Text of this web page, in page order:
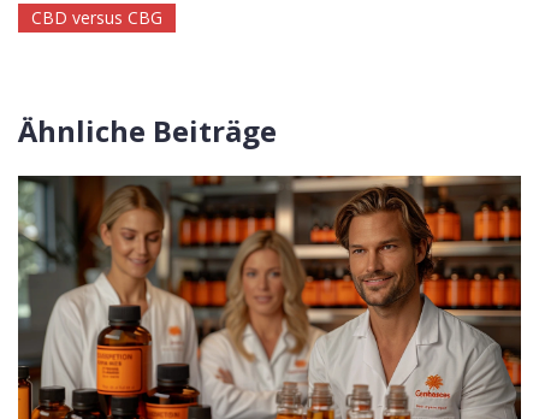
CBD versus CBG
Ähnliche Beiträge